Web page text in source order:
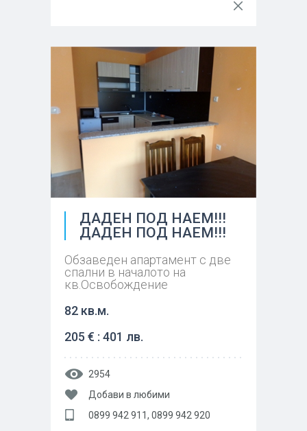
ДАДЕН ПОД НАЕМ!!!
ДАДЕН ПОД НАЕМ!!!
Обзаведен апартамент с две
спални в началото на
кв.Освобождение
82 кв.м.
205 € : 401 лв.
2954
Добави в любими
0899 942 911, 0899 942 920